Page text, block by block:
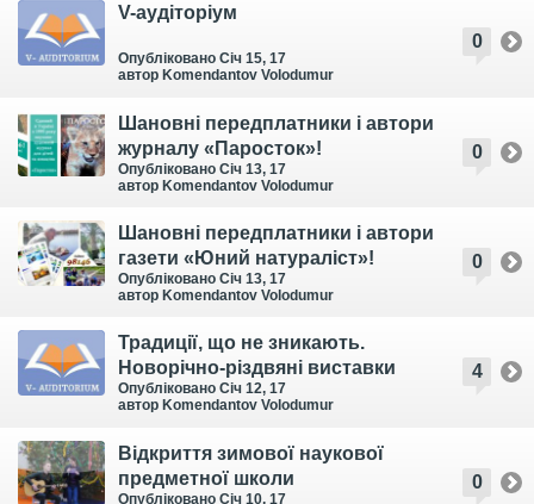
0
V-аудіторіум
Опубліковано Січ 15, 17
автор Komendantov Volodumur
0
Шановні передплатники і автори
журналу «Паросток»!
Опубліковано Січ 13, 17
автор Komendantov Volodumur
0
Шановні передплатники і автори
газети «Юний натураліст»!
Опубліковано Січ 13, 17
автор Komendantov Volodumur
4
Традиції, що не зникають.
Новорічно-різдвяні виставки
Опубліковано Січ 12, 17
автор Komendantov Volodumur
0
Відкриття зимової наукової
предметної школи
Опубліковано Січ 10, 17